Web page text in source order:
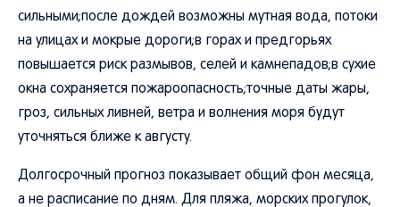
сильными;после дождей возможны мутная вода, потоки
на улицах и мокрые дороги;в горах и предгорьях
повышается риск размывов, селей и камнепадов;в сухие
окна сохраняется пожароопасность;точные даты жары,
гроз, сильных ливней, ветра и волнения моря будут
уточняться ближе к августу.
Долгосрочный прогноз показывает общий фон месяца,
а не расписание по дням. Для пляжа, морских прогулок,